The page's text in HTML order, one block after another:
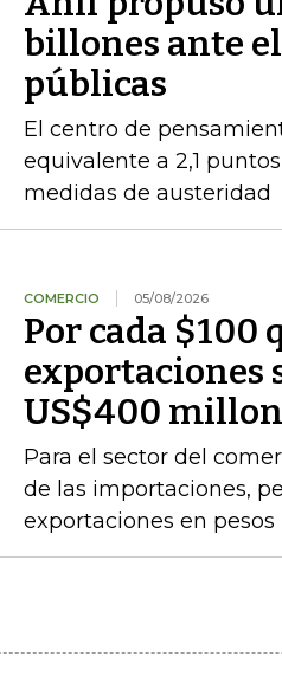
billones ante
públicas
El centro de
equivalente a 2,1
medidas de austeridad
COMERCIO 05/08/2026
Por cada $100
exportaciones
US$400
Para el sector del
de las importaciones,
exportaciones en pesos